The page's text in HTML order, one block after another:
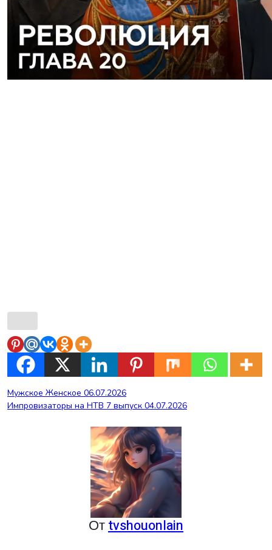
Навигация
по
Мужское Женское 06.07.2026
Импровизаторы на НТВ 7 выпуск 04.07.2026
Отtvshouonlain